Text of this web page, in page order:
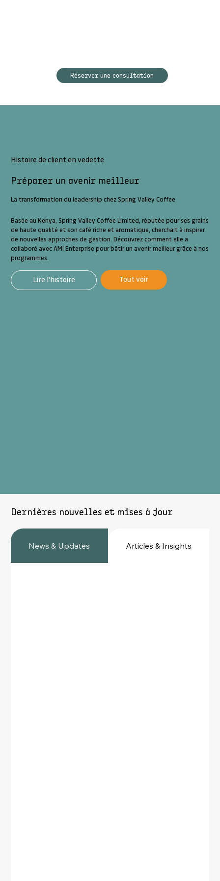
Réserver une consultation
Histoire de client en vedette
Préparer un avenir meilleur
La transformation du leadership chez Spring Valley Coffee
Basée au Kenya, Spring Valley Coffee Limited, réputée pour ses grains
de haute qualité et son café riche et aromatique, cherchait à inspirer
de nouvelles approches de gestion. Découvrez comment elle a
collaboré avec AMI Enterprise pour bâtir un avenir meilleur grâce à nos
programmes.
Lire l'histoire Tout voir
Dernières nouvelles et mises à jour
News & Updates Articles & Insights